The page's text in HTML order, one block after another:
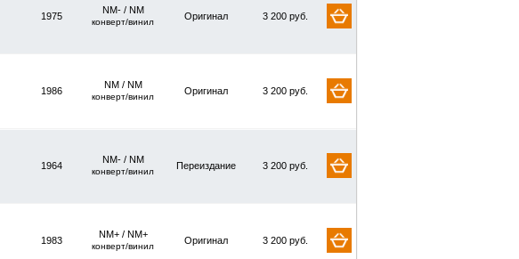
1975
NM- / NM
конверт/винил
Оригинал 3 200 руб.
1986
NM / NM
конверт/винил
Оригинал 3 200 руб.
1964
NM- / NM
конверт/винил
Переиздание 3 200 руб.
1983
NM+ / NM+
конверт/винил
Оригинал 3 200 руб.